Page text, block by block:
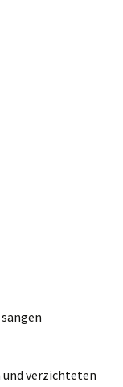
und verzichteten